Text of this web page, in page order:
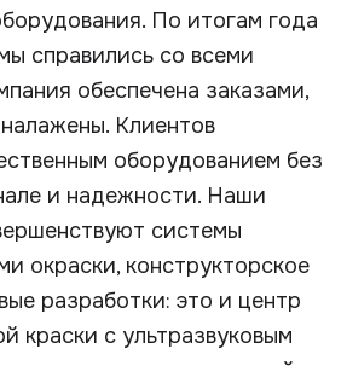
По итогам года
справились со всеми
обеспечена заказами,
Клиентов
оборудованием без
и надежности. Наши
системы
окраски, конструкторское
разработки: это и центр
краски с ультразвуковым